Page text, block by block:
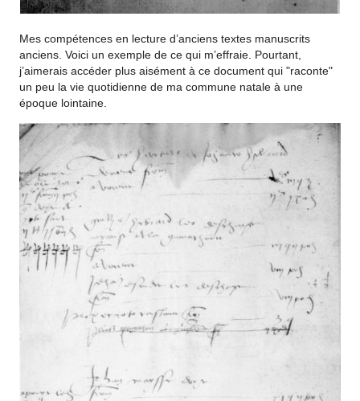
Mes compétences en lecture d’anciens textes manuscrits
anciens. Voici un exemple de ce qui m’effraie. Pourtant,
j’aimerais accéder plus aisément à ce document qui "raconte"
un peu la vie quotidienne de ma commune natale à une
époque lointaine.